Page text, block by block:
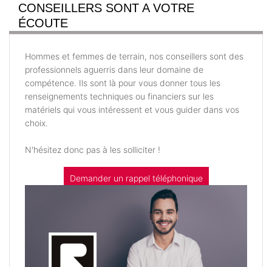
CONSEILLERS SONT A VOTRE
ÉCOUTE
Hommes et femmes de terrain, nos conseillers sont des
professionnels aguerris dans leur domaine de
compétence. Ils sont là pour vous donner tous les
renseignements techniques ou financiers sur les
matériels qui vous intéressent et vous guider dans vos
choix.
N'hésitez donc pas à les solliciter !
Demander un rappel téléphonique